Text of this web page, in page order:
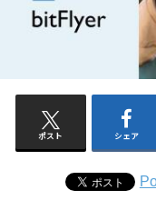
ポスト シェア